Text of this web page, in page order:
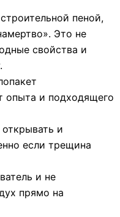
пеной,
Это не
свойства и
опыта и подходящего
и
если трещина
и не
прямо на